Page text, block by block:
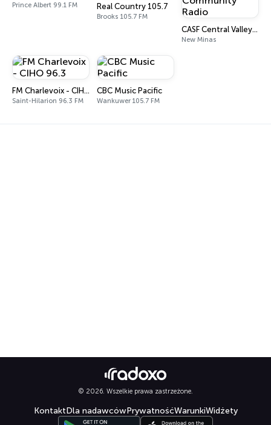
Prince Albert 99.1 FM Real Country 105.7
Brooks 105.7 FM
CASF Central Valley Community Radio
New Minas
FM Charlevoix - CIHO 96.3
Saint-Hilarion 96.3 FM
CBC Music Pacific
Wankuwer 105.7 FM
© 2026. Wszelkie prawa zastrzeżone.
KontaktDla nadawcówPrywatnośćWarunkiWidżety